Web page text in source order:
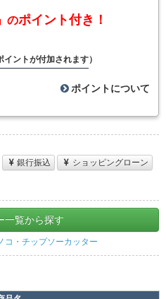
のポイント付き！
イントが付加されます）
ポイントについて
銀行振込
ショッピングローン
一覧から探す
コ・チップソーカッター